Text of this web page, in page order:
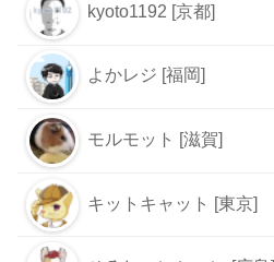
kyoto1192 [京都]
よかレジ [福岡]
モルモット [滋賀]
キットキャット [東京]